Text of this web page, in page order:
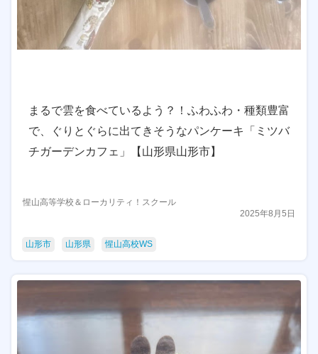
まるで雲を食べているよう？！ふわふわ・種類豊富
で、ぐりとぐらに出てきそうなパンケーキ「ミツバ
チガーデンカフェ」【山形県山形市】
惺山高等学校＆ローカリティ！スクール
2025年8月5日
山形市 山形県 惺山高校WS